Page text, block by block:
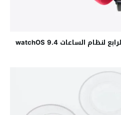
ابل تطلق التحديث التجريبي الرابع لنظام الساعات watchOS 9.4